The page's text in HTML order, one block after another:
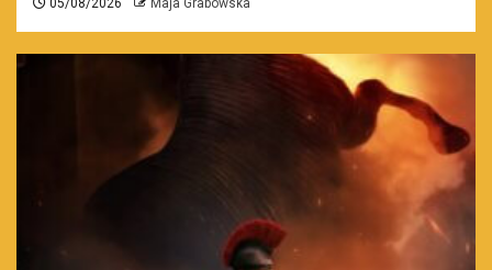
05/08/2026 Maja Grabowska